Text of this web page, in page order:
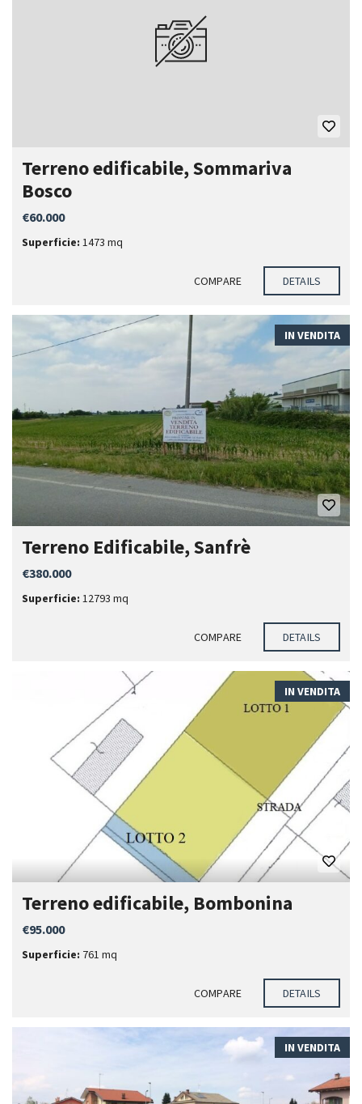
Terreno edificabile, Sommariva
Bosco
€60.000
Superficie: 1473 mq
COMPARE DETAILS
IN VENDITA
Terreno Edificabile, Sanfrè
€380.000
Superficie: 12793 mq
COMPARE DETAILS
IN VENDITA
Terreno edificabile, Bombonina
€95.000
Superficie: 761 mq
COMPARE DETAILS
IN VENDITA